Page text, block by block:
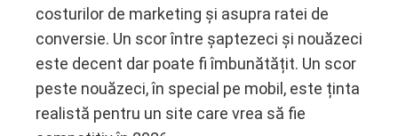
costurilor de marketing și asupra ratei de
conversie. Un scor între șaptezeci și nouăzeci
este decent dar poate fi îmbunătățit. Un scor
peste nouăzeci, în special pe mobil, este ținta
realistă pentru un site care vrea să fie